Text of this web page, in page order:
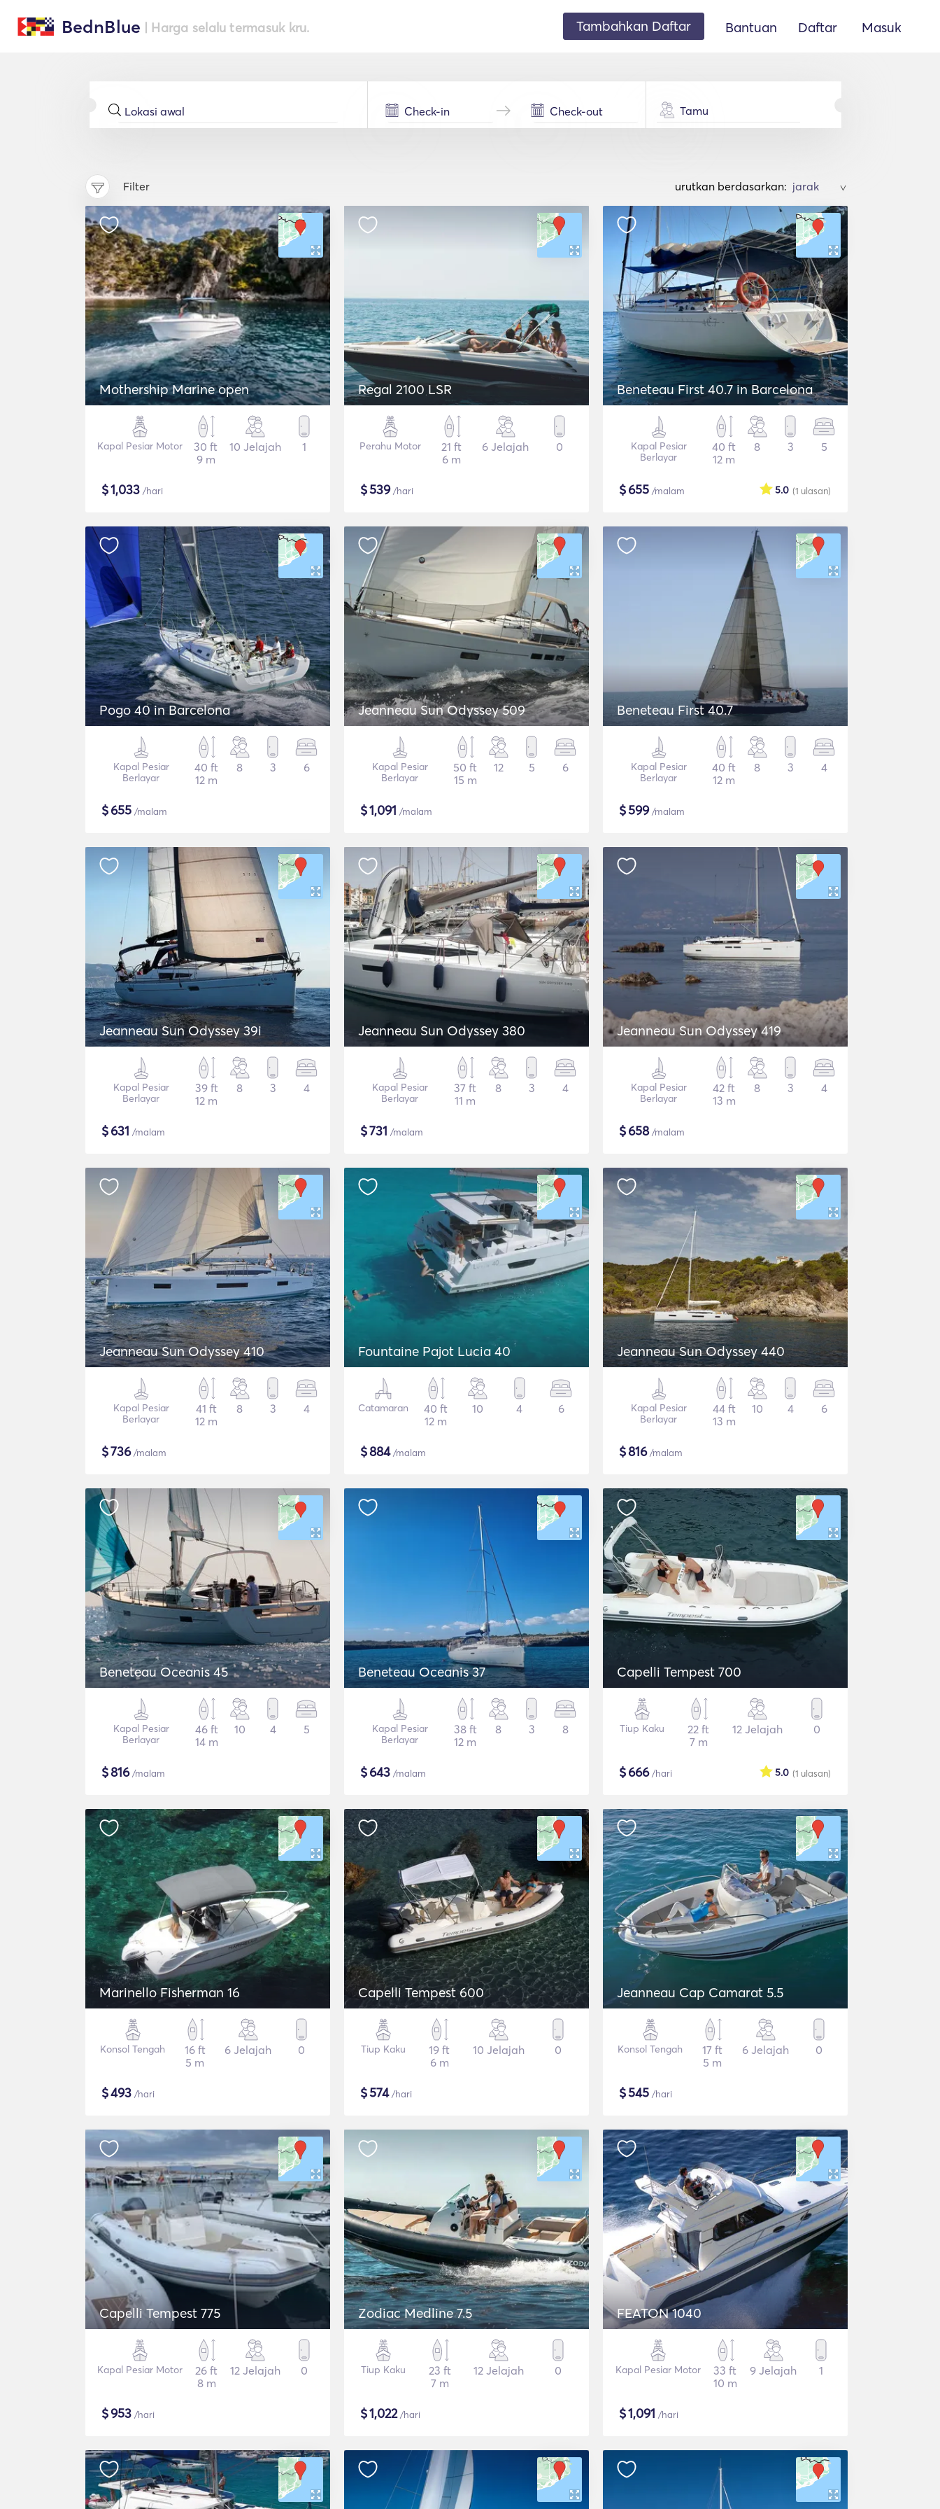
BednBlue | Harga selalu termasuk kru. Tambahkan Daftar Bantuan Daftar Masuk
Tamu
Filter urutkan berdasarkan: >
Mothership Marine open
Kapal Pesiar Motor
30 ft
9 m
10 Jelajah 1
$1,033 /hari
Regal 2100 LSR
Perahu Motor
21 ft
6 m
6 Jelajah 0
$539/hari
Beneteau First 40.7 in Barcelona
Kapal Pesiar
Berlayar
40 ft
12 m
8 3 5
$655 /malam (1 ulasan)
5.0
Pogo 40 in Barcelona
Kapal Pesiar
Berlayar
40 ft
12 m
8 3 6
$655 /malam
Jeanneau Sun Odyssey 509
Kapal Pesiar
Berlayar
50 ft
15 m
12 5 6
$1,091 /malam
Beneteau First 40.7
Kapal Pesiar
Berlayar
40 ft
12 m
8 3 4
$599/malam
Jeanneau Sun Odyssey 39i
Kapal Pesiar
Berlayar
39 ft
12 m
8 3 4
$631 /malam
Jeanneau Sun Odyssey 380
Kapal Pesiar
Berlayar
37 ft
11 m
8 3 4
$731 /malam
Jeanneau Sun Odyssey 419
Kapal Pesiar
Berlayar
42 ft
13 m
8 3 4
$658/malam
Jeanneau Sun Odyssey 410
Kapal Pesiar
Berlayar
41 ft
12 m
8 3 4
$736/malam
Fountaine Pajot Lucia 40
Catamaran
40 ft
12 m
10 4 6
$884/malam
Jeanneau Sun Odyssey 440
Kapal Pesiar
Berlayar
44 ft
13 m
10 4 6
$816/malam
Beneteau Oceanis 45
Kapal Pesiar
Berlayar
46 ft
14 m
10 4 5
$816/malam
Beneteau Oceanis 37
Kapal Pesiar
Berlayar
38 ft
12 m
8 3 8
$643 /malam
Capelli Tempest 700
Tiup Kaku
22 ft
7 m
12 Jelajah 0
$666/hari (1 ulasan)
5.0
Marinello Fisherman 16
Konsol Tengah
16 ft
5 m
6 Jelajah 0
$493 /hari
Capelli Tempest 600
Tiup Kaku
19 ft
6 m
10 Jelajah 0
$574/hari
Jeanneau Cap Camarat 5.5
Konsol Tengah
17 ft
5 m
6 Jelajah 0
$545 /hari
Capelli Tempest 775
Kapal Pesiar Motor
26 ft
8 m
12 Jelajah 0
$953 /hari
Zodiac Medline 7.5
Tiup Kaku
23 ft
7 m
12 Jelajah 0
$1,022/hari
FEATON 1040
Kapal Pesiar Motor
33 ft
10 m
9 Jelajah 1
$1,091 /hari